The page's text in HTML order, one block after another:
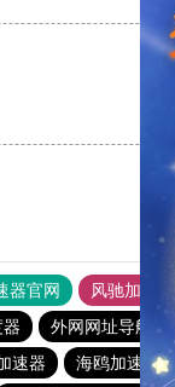
器官网 风驰加速器
外网网址导航
速器 海鸥加速器